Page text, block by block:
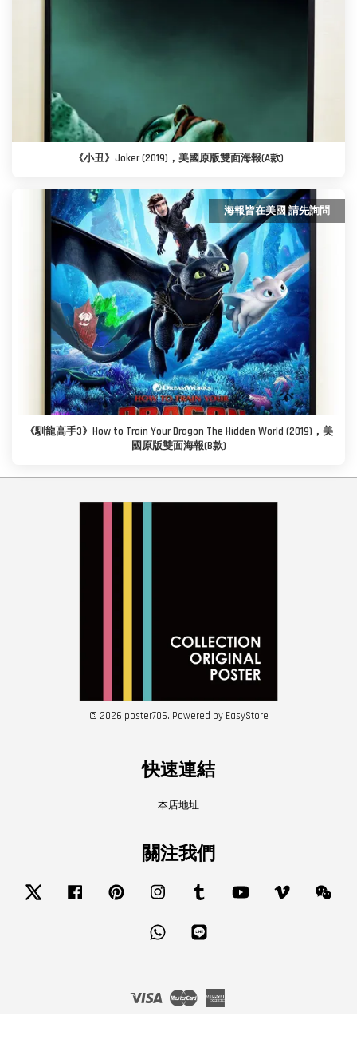
《小丑》Joker (2019)，美國原版雙面海報(A款)
海報皆在美國 請先詢問
《馴龍高手3》How to Train Your Dragon The Hidden World (2019)，美
國原版雙面海報(B款)
© 2026 poster706. Powered by EasyStore
快速連結
本店地址
關注我們
Twitter Facebook Pinterest Instagram Tumblr YouTube Vimeo
Whatsapp
Visa Master